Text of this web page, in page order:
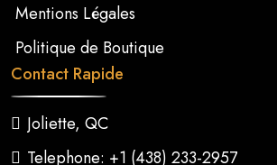
Mentions Légales
Politique de Boutique
Contact Rapide
Joliette, QC
Telephone: +1 (438) 233-2957